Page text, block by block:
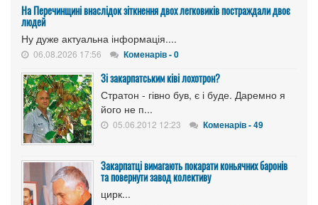
На Перечинщині внаслідок зіткнення двох легковиків постраждали двоє
людей
Ну дуже актуальна інформація....
06.08.2026 17:56 Коменарів - 0
Зі закарпатським ківі лохотрон?
Стратон - гівно був, є і буде. Даремно я
його не п...
05.06.2012 12:23 Коменарів - 49
Закарпатці вимагають покарати коньячних баронів
та повернути завод колективу
цирк...